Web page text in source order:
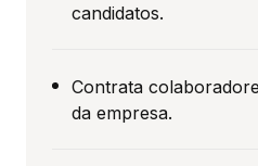
candidatos.
Contrata
da empresa.